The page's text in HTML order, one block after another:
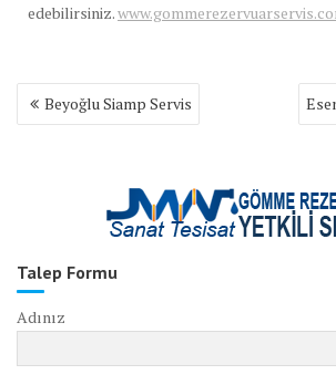
edebilirsiniz.
Yazı
gezinmesi
Beyoğlu Siamp Servis
Talep Formu
Adınız